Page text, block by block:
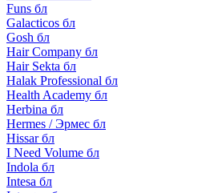
Funs бл
Galacticos бл
Gosh бл
Hair Company бл
Hair Sekta бл
Halak Professional бл
Health Academy бл
Herbina бл
Hermes / Эрмес бл
Hissar бл
I Need Volume бл
Indola бл
Intesa бл